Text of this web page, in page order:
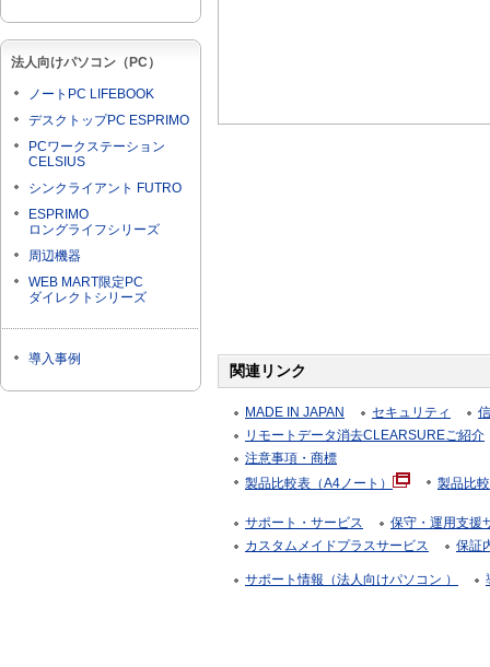
法人向けパソコン（PC）
ノートPC LIFEBOOK
デスクトップPC ESPRIMO
PCワークステーション
CELSIUS
シンクライアント FUTRO
ESPRIMO
ロングライフシリーズ
周辺機器
WEB MART限定PC
ダイレクトシリーズ
導入事例
関連リンク
MADE IN JAPAN セキュリティ
リモートデータ消去CLEARSUREご紹介
注意事項・商標
製品比較表（A4ノート）
製品比
サポート・サービス
保守・運用支援
カスタムメイドプラスサービス
保証
サポート情報（法人向けパソコン ）